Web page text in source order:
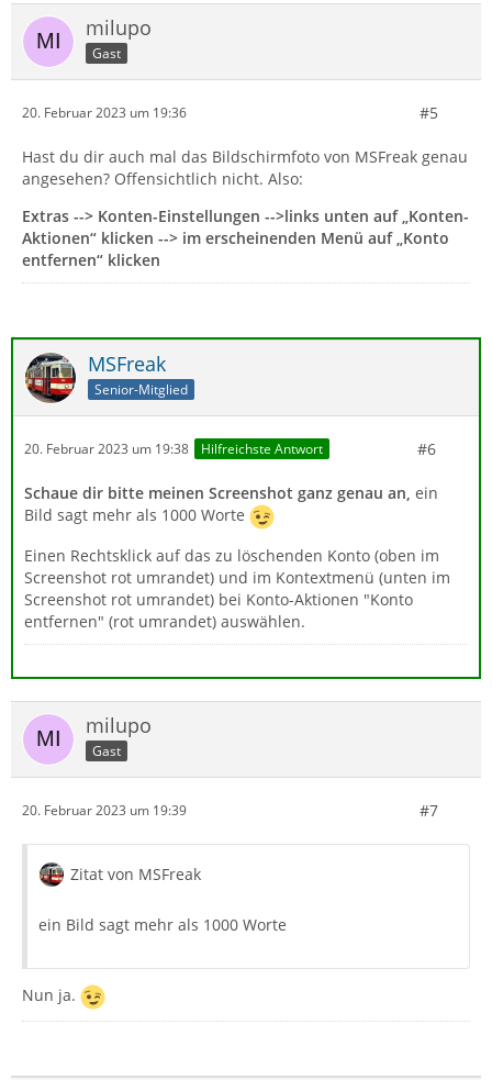
milupo
Gast
20. Februar 2023 um 19:36 #5
Hast du dir auch mal das Bildschirmfoto von MSFreak genau
angesehen? Offensichtlich nicht. Also:
Extras --> Konten-Einstellungen -->links unten auf „Konten-
Aktionen“ klicken --> im erscheinenden Menü auf „Konto
entfernen“ klicken
MSFreak
Senior-Mitglied
20. Februar 2023 um 19:38 Hilfreichste Antwort #6
Schaue dir bitte meinen Screenshot ganz genau an, ein
Bild sagt mehr als 1000 Worte
Einen Rechtsklick auf das zu löschenden Konto (oben im
Screenshot rot umrandet) und im Kontextmenü (unten im
Screenshot rot umrandet) bei Konto-Aktionen "Konto
entfernen" (rot umrandet) auswählen.
milupo
Gast
20. Februar 2023 um 19:39 #7
Zitat von MSFreak
ein Bild sagt mehr als 1000 Worte
Nun ja.